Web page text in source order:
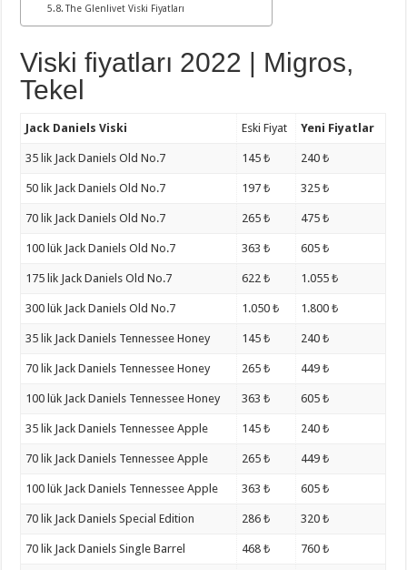
The Glenlivet Viski Fiyatları
Viski fiyatları 2022 | Migros,
Tekel
Jack Daniels Viski Eski Fiyat Yeni Fiyatlar
35 lik Jack Daniels Old No.7 145 ₺ 240 ₺
50 lik Jack Daniels Old No.7 197 ₺ 325 ₺
70 lik Jack Daniels Old No.7 265 ₺ 475 ₺
100 lük Jack Daniels Old No.7 363 ₺ 605 ₺
175 lik Jack Daniels Old No.7 622 ₺ 1.055 ₺
300 lük Jack Daniels Old No.7 1.050 ₺ 1.800 ₺
35 lik Jack Daniels Tennessee Honey 145 ₺ 240 ₺
70 lik Jack Daniels Tennessee Honey 265 ₺ 449 ₺
100 lük Jack Daniels Tennessee Honey 363 ₺ 605 ₺
35 lik Jack Daniels Tennessee Apple 145 ₺ 240 ₺
70 lik Jack Daniels Tennessee Apple 265 ₺ 449 ₺
100 lük Jack Daniels Tennessee Apple 363 ₺ 605 ₺
70 lik Jack Daniels Special Edition 286 ₺ 320 ₺
70 lik Jack Daniels Single Barrel 468 ₺ 760 ₺